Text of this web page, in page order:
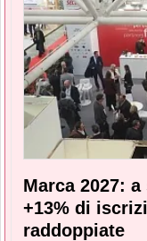
Marca 2027:
+13% di
raddoppiate